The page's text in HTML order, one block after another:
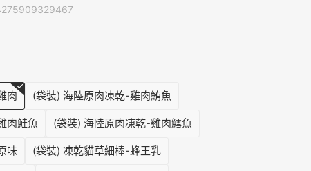
肉 (袋裝) 海陸原肉凍乾-雞肉鮪魚
肉鮭魚 (袋裝) 海陸原肉凍乾-雞肉鱈魚
味 (袋裝) 凍乾貓草細棒-蜂王乳